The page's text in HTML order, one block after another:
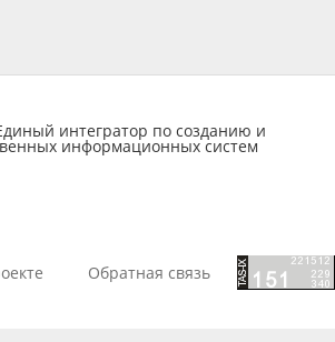
интегратор по созданию и
информационных систем
Обратная связь